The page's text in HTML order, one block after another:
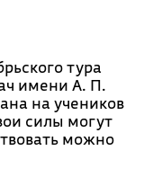
тура
имени А. П.
на учеников
силы могут
можно